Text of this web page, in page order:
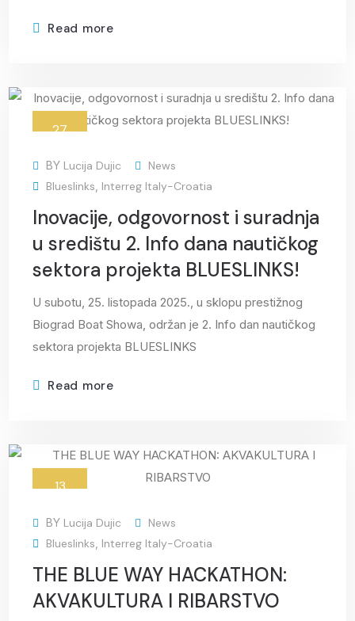
Read more
27
BY Lucija Dujic
News
Blueslinks Interreg Italy-Croatia
Inovacije, odgovornost i suradnja
u središtu 2. Info dana nautičkog
sektora projekta BLUESLINKS!
U subotu, 25. listopada 2025., u sklopu prestižnog
Biograd Boat Showa, održan je 2. Info dan nautičkog
sektora projekta BLUESLINKS
Read more
13
BY Lucija Dujic
News
Blueslinks Interreg Italy-Croatia
THE BLUE WAY HACKATHON:
AKVAKULTURA I RIBARSTVO